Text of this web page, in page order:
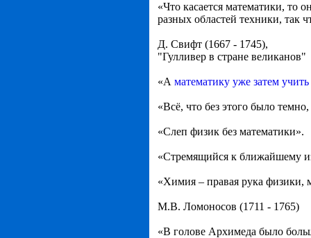
«Что касается математики, то
разных областей техники, так
Д. Свифт (1667 - 1745),
"Гулливер в стране великанов"
«А математику уже затем учить
«Всё, что без этого было
«Слеп физик без математики».
«Стремящийся к ближайшему
«Химия – правая рука физики,
М.В. Ломоносов (1711 - 1765)
«В голове Архимеда было